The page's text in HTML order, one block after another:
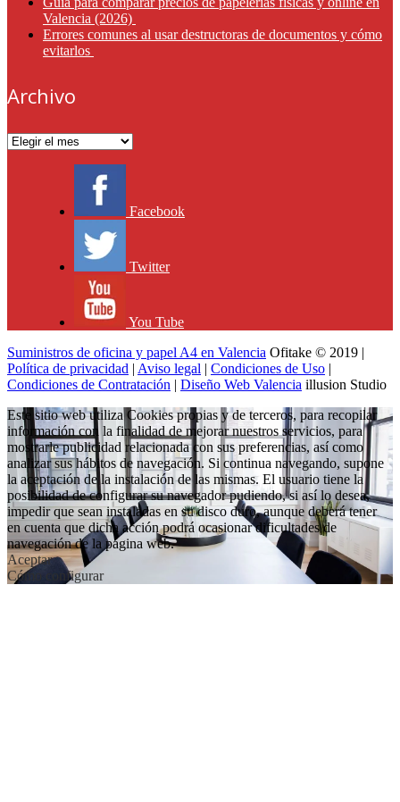
Valencia (2026)
Errores comunes al usar destructoras de documentos y cómo
evitarlos
Archivo
Archivo
Facebook
Twitter
You Tube
Suministros de oficina y papel A4 en Valencia Ofitake © 2019 |
Política de privacidad | Aviso legal | Condiciones de Uso |
Condiciones de Contratación | Diseño Web Valencia illusion Studio
Este sitio web utiliza Cookies propias y de terceros, para recopilar
información con la finalidad de mejorar nuestros servicios, para
mostrarle publicidad relacionada con sus preferencias, así como
analizar sus hábitos de navegación. Si continua navegando, supone
la aceptación de la instalación de las mismas. El usuario tiene la
posibilidad de configurar su navegador pudiendo, si así lo desea,
impedir que sean instaladas en su disco duro, aunque deberá tener
en cuenta que dicha acción podrá ocasionar dificultades de
navegación de la página web.
Aceptar
Cómo configurar